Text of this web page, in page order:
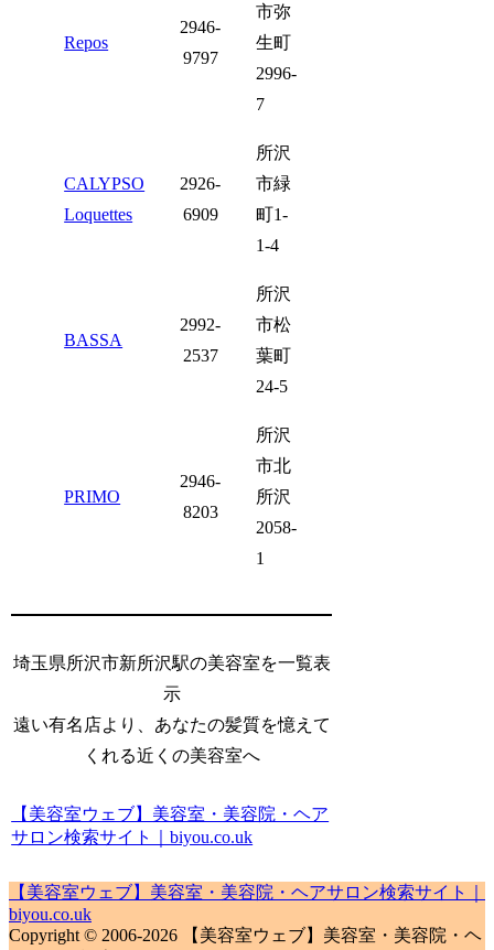
Repos
2946-
9797
市弥
生町
2996-
7
CALYPSO
Loquettes
2926-
6909
所沢
市緑
町1-
1-4
BASSA
2992-
2537
所沢
市松
葉町
24-5
PRIMO
2946-
8203
所沢
市北
所沢
2058-
1
埼玉県所沢市新所沢駅の美容室を一覧表
示
遠い有名店より、あなたの髪質を憶えて
くれる近くの美容室へ
【美容室ウェブ】美容室・美容院・ヘア
サロン検索サイト｜biyou.co.uk
【美容室ウェブ】美容室・美容院・ヘアサロン検索サイト｜
biyou.co.uk
Copyright © 2006-2026 【美容室ウェブ】美容室・美容院・ヘ